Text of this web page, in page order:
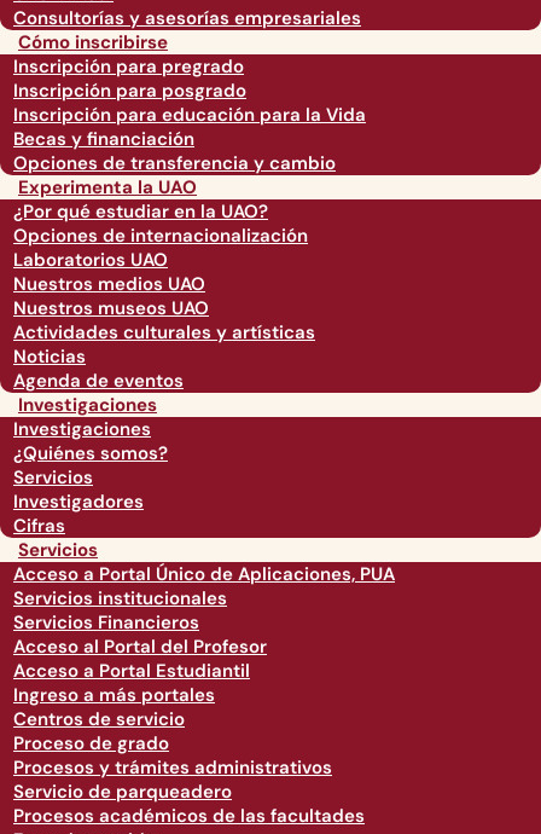
Consultorías y asesorías empresariales
Cómo inscribirse
Inscripción para pregrado
Inscripción para posgrado
Inscripción para educación para la Vida
Becas y financiación
Opciones de transferencia y cambio
Experimenta la UAO
¿Por qué estudiar en la UAO?
Opciones de internacionalización
Laboratorios UAO
Nuestros medios UAO
Nuestros museos UAO
Actividades culturales y artísticas
Noticias
Agenda de eventos
Investigaciones
Investigaciones
¿Quiénes somos?
Servicios
Investigadores
Cifras
Servicios
Acceso a Portal Único de Aplicaciones, PUA
Servicios institucionales
Servicios Financieros
Acceso al Portal del Profesor
Acceso a Portal Estudiantil
Ingreso a más portales
Centros de servicio
Proceso de grado
Procesos y trámites administrativos
Servicio de parqueadero
Procesos académicos de las facultades